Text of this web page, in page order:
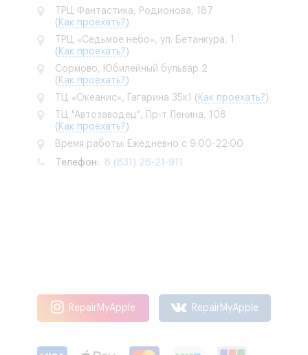
ТРЦ Фантастика, Родионова, 187
( Как проехать?)
ТРЦ «Седьмое небо», ул. Бетанкура, 1
( Как проехать?)
Сормово, Юбилейный бульвар 2
( Как проехать?)
ТЦ «Океанис», Гагарина 35к1 ( Как проехать?)
ТЦ "Автозаводец", Пр-т Ленина, 108
( Как проехать?)
Время работы: Ежедневно с 9:00-22:00
Телефон: 8 (831) 26-21-911
RepairMyApple RepairMyApple